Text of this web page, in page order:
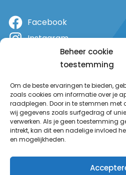
Beheer cookie
toestemming
Om de beste ervaringen te bieden,
zoals cookies om informatie over je
raadplegen. Door in te stemmen met
wij gegevens zoals surfgedrag of
verwerken. Als je geen toestemming
intrekt, kan dit een nadelige invloed
en mogelijkheden.
Facebook
Instagram
YouTube